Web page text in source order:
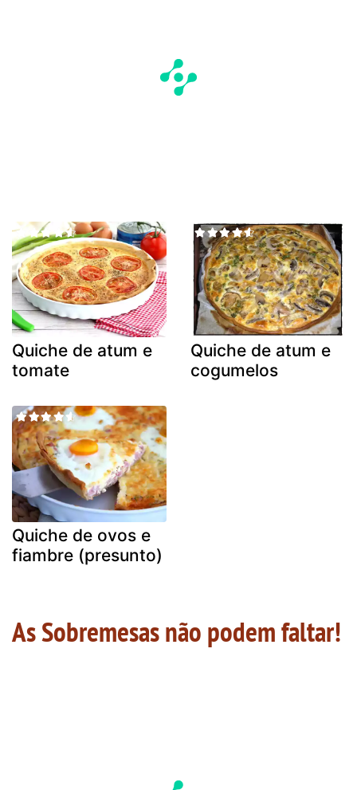
Quiche de atum e
tomate
Quiche de atum e
cogumelos
Quiche de ovos e
fiambre (presunto)
As Sobremesas não podem faltar!